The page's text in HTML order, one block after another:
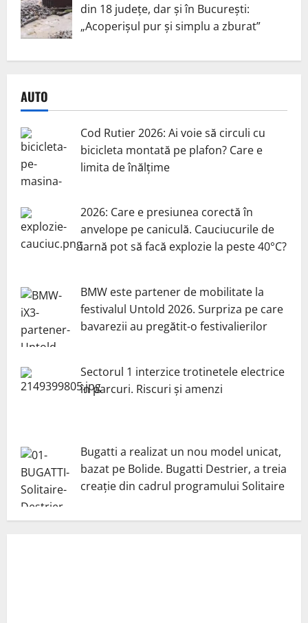
din 18 județe, dar și în București:
„Acoperișul pur și simplu a zburat”
AUTO
Cod Rutier 2026: Ai voie să circuli cu
bicicleta montată pe plafon? Care e
limita de înălțime
2026: Care e presiunea corectă în
anvelope pe caniculă. Cauciucurile de
iarnă pot să facă explozie la peste 40°C?
BMW este partener de mobilitate la
festivalul Untold 2026. Surpriza pe care
bavarezii au pregătit-o festivalierilor
Sectorul 1 interzice trotinetele electrice
în parcuri. Riscuri și amenzi
Bugatti a realizat un nou model unicat,
bazat pe Bolide. Bugatti Destrier, a treia
creație din cadrul programului Solitaire